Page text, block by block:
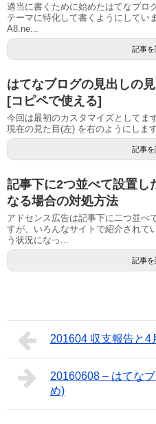
適当に書くために始めたはてなブロ
テーマに特化して書くようにしてい
A8.ne...
記事を
はてなブログの見出しの
[コピペで使える]
今回は最初のカスタマイズとしてま
現在の見た目(左) を右のようにしま
記事を
記事下に2つ並べて設置し
なる場合の対処方法
アドセンス広告は記事下に二つ並べ
すが、いろんなサイトで紹介されて
う状況になっ...
記事を
201604 収支報告と4
20160608 – はてな
め)